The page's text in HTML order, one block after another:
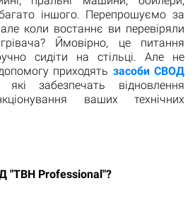
іншого. Перепрошуємо за
коли востаннє ви перевіряли
Ймовірно, це питання
сидіти на стільці. Але не
приходять засоби СВОД
які забезпечать відновлення
ваших технічних
"ТВН Professional"?